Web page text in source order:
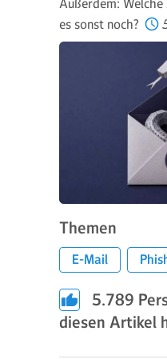
es sonst noch?
Themen
E-Mail
5.789
diesen Artikel